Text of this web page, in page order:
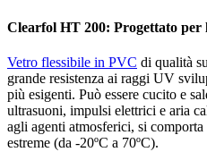
Clearfol HT 200: Progettato per
Vetro flessibile in PVC di qualità
grande resistenza ai raggi UV
più esigenti. Può essere cucito e
ultrasuoni, impulsi elettrici e aria
agli agenti atmosferici, si
estreme (da -20ºC a 70ºC).